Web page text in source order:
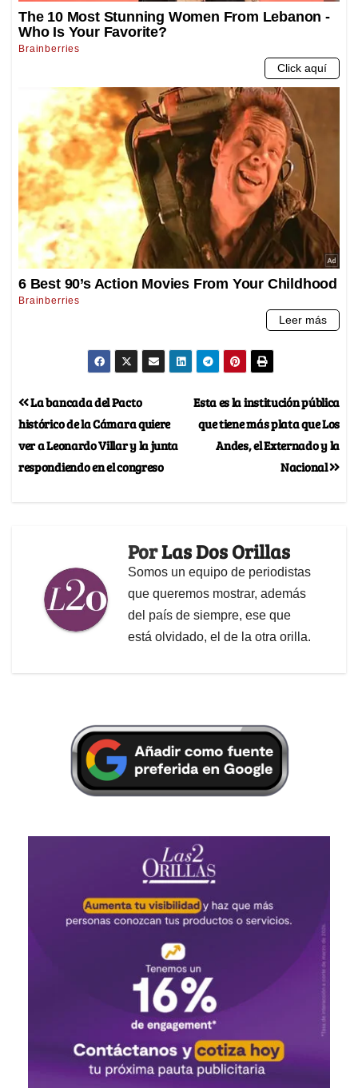
Esta es la institución pública
que tiene más plata que Los
Andes, el Externado y la
Nacional
La bancada del Pacto
histórico de la Cámara quiere
ver a Leonardo Villar y la junta
respondiendo en el congreso
PorLas Dos Orillas
Somos un equipo de periodistas
que queremos mostrar, además
del país de siempre, ese que
está olvidado, el de la otra orilla.